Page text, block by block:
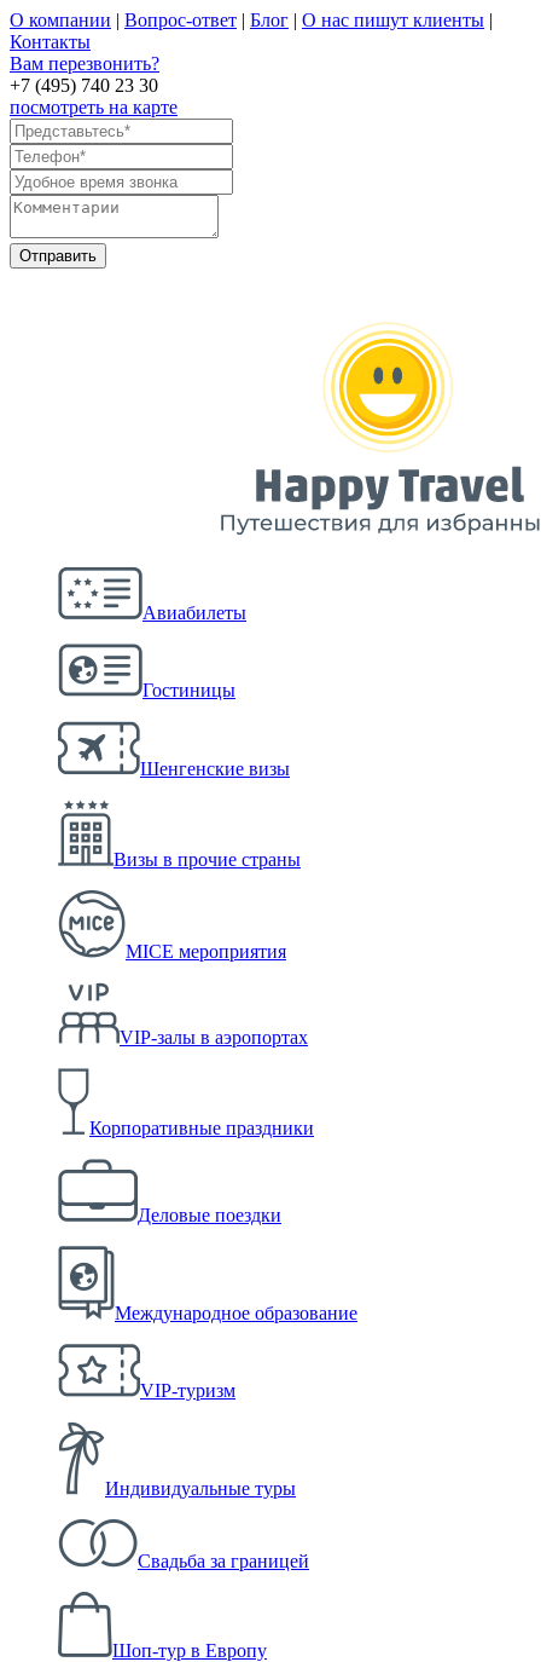
О компании | Вопрос-ответ | Блог | О нас пишут клиенты |
Контакты
Вам перезвонить?
+7 (495) 740 23 30
посмотреть на карте
Авиабилеты
Гостиницы
Шенгенские визы
Визы в прочие страны
MICE мероприятия
VIP-залы в аэропортах
Корпоративные праздники
Деловые поездки
Международное образование
VIP-туризм
Индивидуальные туры
Свадьба за границей
Шоп-тур в Европу